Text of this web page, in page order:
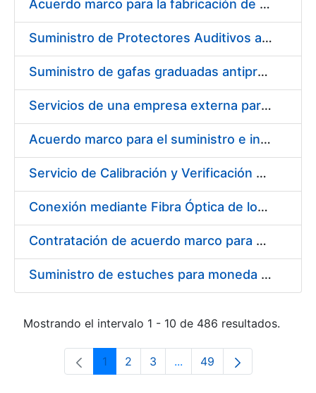
Acuerdo marco para la fabricación de piezas
Suministro de Protectores Auditivos a medida para las personas trabajadoras de los Centros de Trabajo de Madrid y Burgos
Suministro de gafas graduadas antiproyecciones para los trabajadores de la FNMT-RCM en los centros de trabajo de Madrid y Burgos
Servicios de una empresa externa para el asesoramiento y resolución de los recursos de alzada que se presentan relacionados con procesos de selección para la FNMT-RCM
Acuerdo marco para el suministro e instalación de persianas, estores y otros complementos
Servicio de Calibración y Verificación Externa de los Equipos de Medición del Servicio de Prevención de la FNMT-RCM
Conexión mediante Fibra Óptica de los Centros de Proceso de Datos (CPDs) de las sedes de la FNMT-RCM de Burgos y Madrid
Contratación de acuerdo marco para el Suministro de Material de Electricidad para la Fábrica Nacional de Moneda y Timbre-Real Casa de la Moneda en su centro de trabajo de Burgos
Suministro de estuches para moneda de 30 €
Mostrando el intervalo 1 - 10 de 486 resultados.
Página
1 Página
2 Página
3 ...Páginas intermedias Use
Página
49